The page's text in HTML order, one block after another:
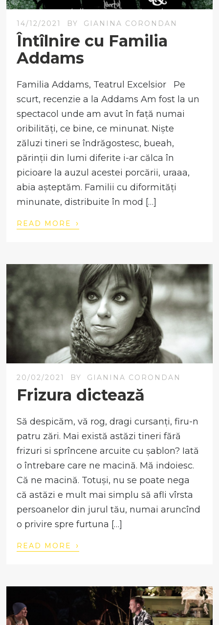
14/12/2021 BY GIANINA CORONDAN
Întîlnire cu Familia
Addams
Familia Addams, Teatrul Excelsior Pe
scurt, recenzie a la Addams Am fost la un
spectacol unde am avut în față numai
oribilități, ce bine, ce minunat. Niște
zăluzi tineri se îndrăgostesc, bueah,
părinții din lumi diferite i-ar călca în
picioare la auzul acestei porcării, uraaa,
abia așteptăm. Familii cu diformități
minunate, distribuite în mod […]
READ MORE ›
20/02/2021 BY GIANINA CORONDAN
Frizura dictează
Să despicăm, vă rog, dragi cursanți, firu-n
patru zări. Mai există astăzi tineri fără
frizuri si sprîncene arcuite cu șablon? Iată
o întrebare care ne macină. Mă indoiesc.
Că ne macină. Totuși, nu se poate nega
că astăzi e mult mai simplu să afli vîrsta
persoanelor din jurul tău, numai aruncînd
o privire spre furtuna […]
READ MORE ›